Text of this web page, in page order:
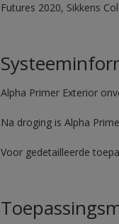
Futures 2020, Sikkens
Alpha Primer Exterior
Na droging is Alpha
Voor gedetailleerde